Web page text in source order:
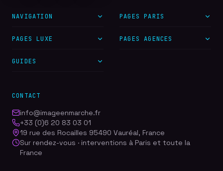
NAVIGATION PAGES PARIS
PAGES LUXE PAGES AGENCES
GUIDES
CONTACT
info@imageenmarche.fr
+33 (0)6 20 83 03 01
19 rue des Rocailles 95490 Vauréal, France
Sur rendez-vous · interventions à Paris et toute la
France